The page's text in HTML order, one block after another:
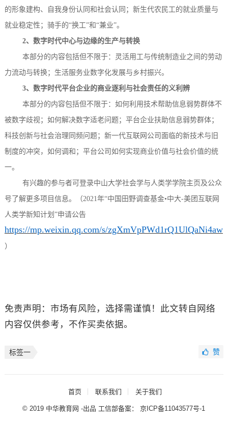
的形象建构、自我身份认同和社会认同；新生代农民工的就业质量与
就业稳定性；骑手的“换工”和“兼业”。
2、数字时代中心与边缘的生产与转换
本部分的内容包括但不限于：灵活用工与传统制造业之间的劳动
力流动与转换；生活服务业数字化发展与乡村振兴。
3、数字时代平台企业的商业逐利与社会责任的义利辨
本部分的内容包括但不限于：如何利用技术帮助信息弱势群体不
被数字歧视；如何解决数字适老问题；平台企业扶助信息弱势群体；
科技创新与社会治理同频问题；新一代互联网公司面临的新技术与旧
制度的冲突，如何调和；平台公司如何实现商业价值与社会价值的统
一。
有兴趣的参与者可登录中山大学社会学与人类学学院主页及公众
号 了解更多项目信息。（2021年“中国田野调查基金•中大-美团互联网
人类学新知计划”申请公告
https://mp.weixin.qq.com/s/zgXmVpPWd1rQ1UlQaNi4aw
）
免责声明：市场有风险，选择需谨慎！此文转自网络
内容仅供参考，不作买卖依据。
标签一 赞
首页 联系我们 关于我们
© 2019 中华教育网 -出品 工信部备案：京ICP备11043577号-1